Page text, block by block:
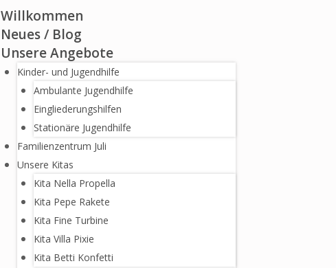
Willkommen
Neues / Blog
Unsere Angebote
Kinder- und Jugendhilfe
Ambulante Jugendhilfe
Eingliederungshilfen
Stationäre Jugendhilfe
Familienzentrum Juli
Unsere Kitas
Kita Nella Propella
Kita Pepe Rakete
Kita Fine Turbine
Kita Villa Pixie
Kita Betti Konfetti